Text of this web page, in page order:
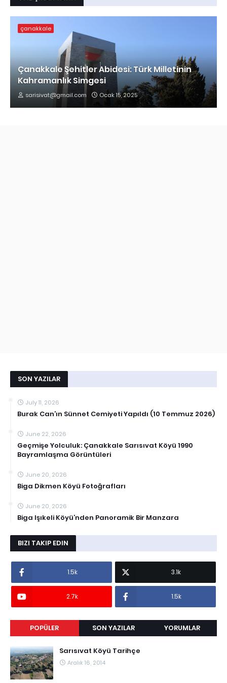
çanakkale
Çanakkale Şehitler Abidesi: Türk Milletinin
Kahramanlık Simgesi
sarisivat@gmail.com Ocak 15, 2025
SON YAZILAR
July 11, 2026
Burak Can’ın Sünnet Cemiyeti Yapıldı (10 Temmuz 2026)
June 22, 2026
Geçmişe Yolculuk: Çanakkale Sarısıvat Köyü 1990
Bayramlaşma Görüntüleri
June 20, 2026
Biga Dikmen Köyü Fotoğrafları
June 20, 2026
Biga Işıkeli Köyü’nden Panoramik Bir Manzara
BIZI TAKIP EDIN
1.5k 3.1k
2.7k 1.5k
POPÜLER SON YAZILAR YORUMLAR
Sarısıvat Köyü Tarihçe
Aralık 16, 2014